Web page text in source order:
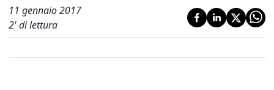
11 gennaio 2017
2' di lettura